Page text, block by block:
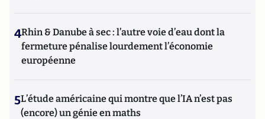
4Rhin & Danube à sec : l’autre voie d’eau dont la
fermeture pénalise lourdement l’économie
européenne
5L’étude américaine qui montre que l’IA n’est pas
(encore) un génie en maths